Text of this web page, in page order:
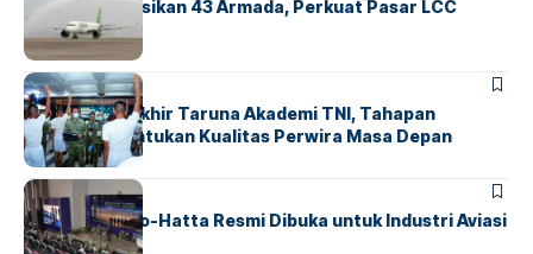
Citilink Operasikan 43 Armada, Perkuat Pasar LCC
Nasional
BERITA
Sidang Pantukhir Taruna Akademi TNI, Tahapan
Strategis Tentukan Kualitas Perwira Masa Depan
BANDARA BERITA
IALC Soekarno-Hatta Resmi Dibuka untuk Industri Aviasi
Dunia